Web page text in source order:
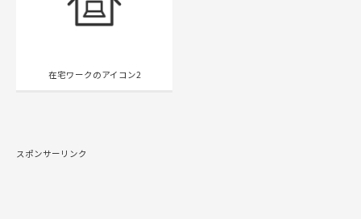
在宅ワークのアイコン2
スポンサーリンク